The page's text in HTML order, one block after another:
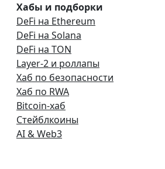
Хабы и подборки
DeFi на Ethereum
DeFi на Solana
DeFi на TON
Layer-2 и роллапы
Хаб по безопасности
Хаб по RWA
Bitcoin-хаб
Стейблкоины
AI & Web3